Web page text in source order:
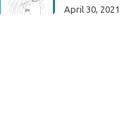
April 30, 2021